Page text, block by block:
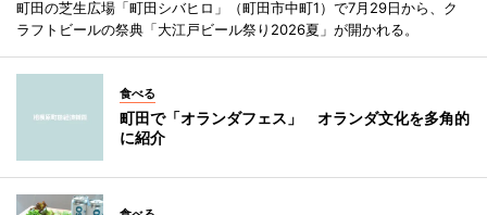
町田の芝生広場「町田シバヒロ」（町田市中町1）で7月29日から、ク
ラフトビールの祭典「大江戸ビール祭り2026夏」が開かれる。
食べる
町田で「オランダフェス」 オランダ文化を多角的
に紹介